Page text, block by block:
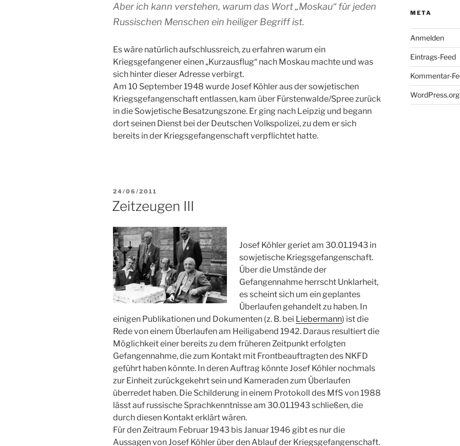
Aber ich kann verstehen, warum das Wort „Moskau“ für jeden
Russischen Menschen ein heiliger Begriff ist.
Es wäre natürlich aufschlussreich, zu erfahren warum ein
Kriegsgefangener einen „Kurzausflug“ nach Moskau machte und was
sich hinter dieser Adresse verbirgt.
Am 10 September 1948 wurde Josef Köhler aus der sowjetischen
Kriegsgefangenschaft entlassen, kam über Fürstenwalde/Spree zurück
in die Sowjetische Besatzungszone. Er ging nach Leipzig und begann
dort seinen Dienst bei der Deutschen Volkspolizei, zu dem er sich
bereits in der Kriegsgefangenschaft verpflichtet hatte.
VERÖFFENTLICHT
24/06/2011
Zeitzeugen III
Josef Köhler geriet am 30.01.1943 in
sowjetische Kriegsgefangenschaft.
Über die Umstände der
Gefangennahme herrscht Unklarheit,
es scheint sich um ein geplantes
Überlaufen gehandelt zu haben. In
einigen Publikationen und Dokumenten (z. B. bei Liebermann) ist die
Rede von einem Überlaufen am Heiligabend 1942. Daraus resultiert die
Möglichkeit einer bereits zu dem früheren Zeitpunkt erfolgten
Gefangennahme, die zum Kontakt mit Frontbeauftragten des NKFD
geführt haben könnte. In deren Auftrag könnte Josef Köhler nochmals
zur Einheit zurückgekehrt sein und Kameraden zum Überlaufen
überredet haben. Die Schilderung in einem Protokoll des MfS von 1988
lässt auf russische Sprachkenntnisse am 30.01.1943 schließen, die
durch diesen Kontakt erklärt wären.
Für den Zeitraum Februar 1943 bis Januar 1946 gibt es nur die
Aussagen von Josef Köhler über den Ablauf der Kriegsgefangenschaft.
META
Anmelden
Eintrags-Feed
Kommentar-
WordPress.org